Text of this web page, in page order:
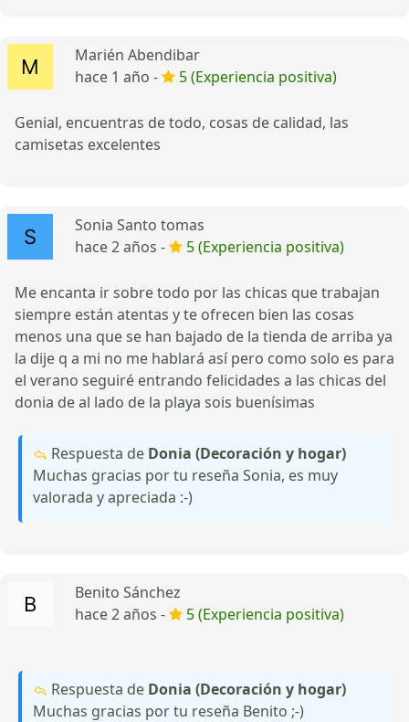
Marién Abendibar
hace 1 año -
5 (Experiencia positiva)
Genial, encuentras de todo, cosas de calidad, las
camisetas excelentes
Sonia Santo tomas
hace 2 años -
5 (Experiencia positiva)
Me encanta ir sobre todo por las chicas que trabajan
siempre están atentas y te ofrecen bien las cosas
menos una que se han bajado de la tienda de arriba ya
la dije q a mi no me hablará así pero como solo es para
el verano seguiré entrando felicidades a las chicas del
donia de al lado de la playa sois buenísimas
Respuesta de Donia (Decoración y hogar)
Muchas gracias por tu reseña Sonia, es muy
valorada y apreciada :-)
Benito Sánchez
hace 2 años -
5 (Experiencia positiva)
Respuesta de Donia (Decoración y hogar)
Muchas gracias por tu reseña Benito ;-)